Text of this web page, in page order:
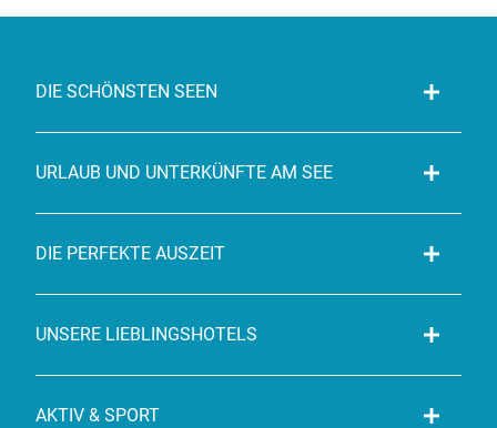
DIE SCHÖNSTEN SEEN
URLAUB UND UNTERKÜNFTE AM SEE
DIE PERFEKTE AUSZEIT
UNSERE LIEBLINGSHOTELS
AKTIV & SPORT